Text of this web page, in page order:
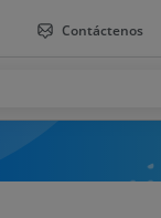
Contáctenos